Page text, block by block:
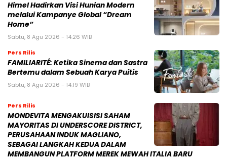
Himel Hadirkan Visi Hunian Modern
melalui Kampanye Global “Dream
Home”
Sabtu, 8 Agu 2026 - 14:26 WIB
Pers Rilis
FAMILIARITÉ: Ketika Sinema dan Sastra
Bertemu dalam Sebuah Karya Puitis
Sabtu, 8 Agu 2026 - 14:19 WIB
Pers Rilis
MONDEVITA MENGAKUISISI SAHAM
MAYORITAS DI UNDERSCORE DISTRICT,
PERUSAHAAN INDUK MAGLIANO,
SEBAGAI LANGKAH KEDUA DALAM
MEMBANGUN PLATFORM MEREK MEWAH ITALIA BARU